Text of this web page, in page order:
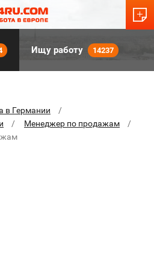
Ищу работу 14237
в Германии
Менеджер по продажам